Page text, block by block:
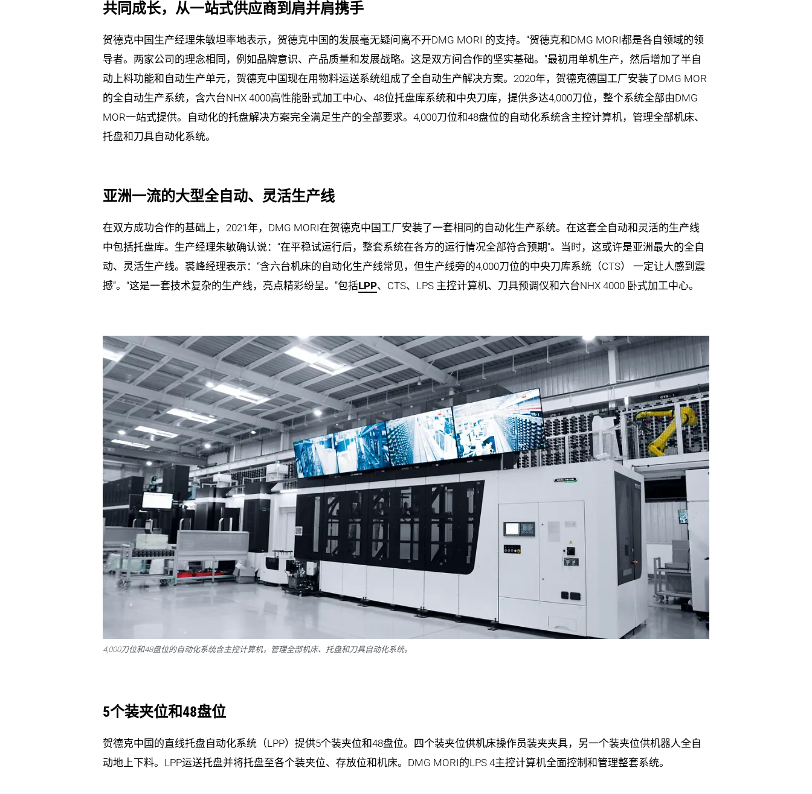
共同成长，从一站式供应商到肩并肩携手
贺德克中国生产经理朱敏坦率地表示，贺德克中国的发展毫无疑问离不开DMG MORI 的支持。“贺德克和DMG MORI都是各自领域的领
导者。两家公司的理念相同，例如品牌意识、产品质量和发展战略。这是双方间合作的坚实基础。”最初用单机生产，然后增加了半自
动上料功能和自动生产单元，贺德克中国现在用物料运送系统组成了全自动生产解决方案。2020年，贺德克德国工厂安装了DMG MOR
的全自动生产系统，含六台NHX 4000高性能卧式加工中心、48位托盘库系统和中央刀库，提供多达4,000刀位，整个系统全部由DMG
MOR一站式提供。自动化的托盘解决方案完全满足生产的全部要求。4,000刀位和48盘位的自动化系统含主控计算机，管理全部机床、
托盘和刀具自动化系统。
亚洲一流的大型全自动、灵活生产线
在双方成功合作的基础上，2021年，DMG MORI在贺德克中国工厂安装了一套相同的自动化生产系统。在这套全自动和灵活的生产线
中包括托盘库。生产经理朱敏确认说：“在平稳试运行后，整套系统在各方的运行情况全部符合预期”。当时，这或许是亚洲最大的全自
动、灵活生产线。裘峰经理表示：“含六台机床的自动化生产线常见，但生产线旁的4,000刀位的中央刀库系统（CTS） 一定让人感到震
撼”。“这是一套技术复杂的生产线，亮点精彩纷呈。”包括LPP、CTS、LPS 主控计算机、刀具预调仪和六台NHX 4000 卧式加工中心。
4,000刀位和48盘位的自动化系统含主控计算机，管理全部机床、托盘和刀具自动化系统。
5个装夹位和48盘位
贺德克中国的直线托盘自动化系统（LPP）提供5个装夹位和48盘位。四个装夹位供机床操作员装夹夹具，另一个装夹位供机器人全自
动地上下料。LPP运送托盘并将托盘至各个装夹位、存放位和机床。DMG MORI的LPS 4主控计算机全面控制和管理整套系统。